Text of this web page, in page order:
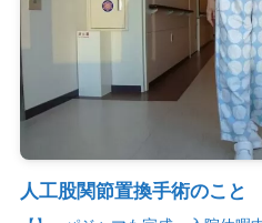
人工股関節置換手術のこ